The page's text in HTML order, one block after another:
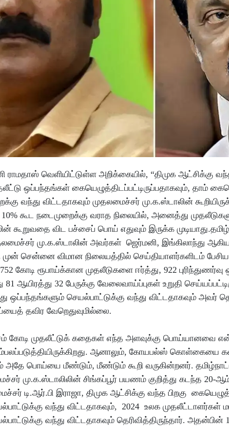
வெளியிட்டுள்ள அறிக்கையில், “திமுக ஆட்சிக்கு வந்த
ஒப்பந்தங்கள் கையெழுத்திடப்பட்டிருப்பதாகவும், தாம்
வந்து விட்டதாகவும் முதலமைச்சர் மு.க.ஸ்டாலின்
கூட நடைமுறைக்கு வராத நிலையில், அனைத்து
கூறுவதை விட பச்சைப் பொய் எதுவும் இருக்க
மு.க.ஸ்டாலின் அவர்கள் ஜெர்மனி, இங்கிலாந்து ஆகிய
முன் சென்னை விமான நிலையத்தில் செய்தியாளர்களிடம் பேசிய
கோடி ரூபாய்க்கான முதலீடுகளை ஈர்த்து, 922
ஆயிரத்து 32 பேருக்கு வேலைவாய்ப்புகள் உறுதி
செயல்பாட்டுக்கு வந்து விட்டதாகவும் அவர்
தவிர வேறெதுவுமில்லை.
கோடி முதலீட்டுக் கதைகள் எந்த அளவுக்கு பொய்யானவை
ஆனாலும், கோயபல்ஸ் கொள்கையை
அதே பொய்யை மீண்டும், மீண்டும் கூறி வருகின்றனர்.
மு.க.ஸ்டாலிலின் சிங்கப்பூர் பயணம் குறித்து கடந்த
டி.ஆர்.பி இராஜா, திமுக ஆட்சிக்கு வந்த பிறகு
வந்து விட்டதாகவும், 2024 உலக முதலீட்டாளர்கள்
வந்து விட்டதாகவும் தெரிவித்திருந்தார்.